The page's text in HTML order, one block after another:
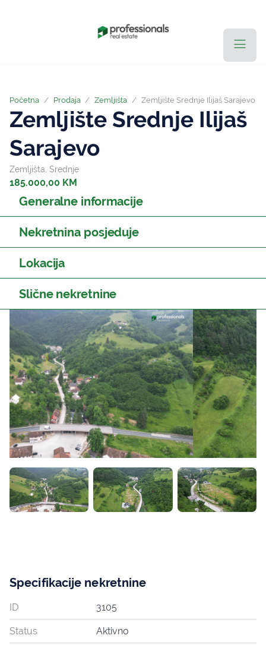
Početna / Prodaja / Zemljišta / Zemljište Srednje Ilijaš Sarajevo
Zemljište Srednje Ilijaš
Sarajevo
Zemljišta, Srednje
185.000,00 KM
Generalne informacije
Nekretnina posjeduje
Lokacija
Slične nekretnine
Specifikacije nekretnine
ID 3105
Status Aktivno